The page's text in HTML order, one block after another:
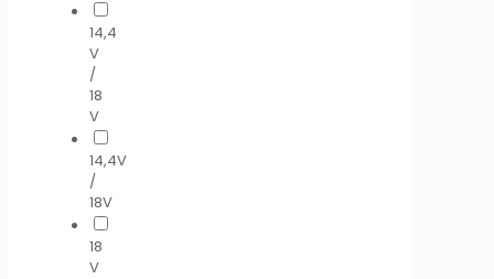
14,4
V
/
18
V
14,4V
/
18V
18
V